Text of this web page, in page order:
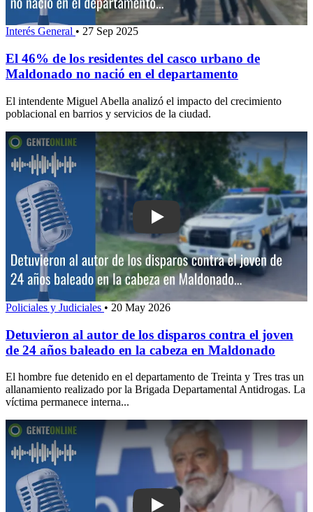
Interés General • 27 Sep 2025
El 46% de los residentes del casco urbano de
Maldonado no nació en el departamento
El intendente Miguel Abella analizó el impacto del crecimiento
poblacional en barrios y servicios de la ciudad.
Play: Detuvieron al autor de los
Policiales y Judiciales • 20 May 2026
Detuvieron al autor de los disparos contra el joven
de 24 años baleado en la cabeza en Maldonado
El hombre fue detenido en el departamento de Treinta y Tres tras un
allanamiento realizado por la Brigada Departamental Antidrogas. La
víctima permanece interna...